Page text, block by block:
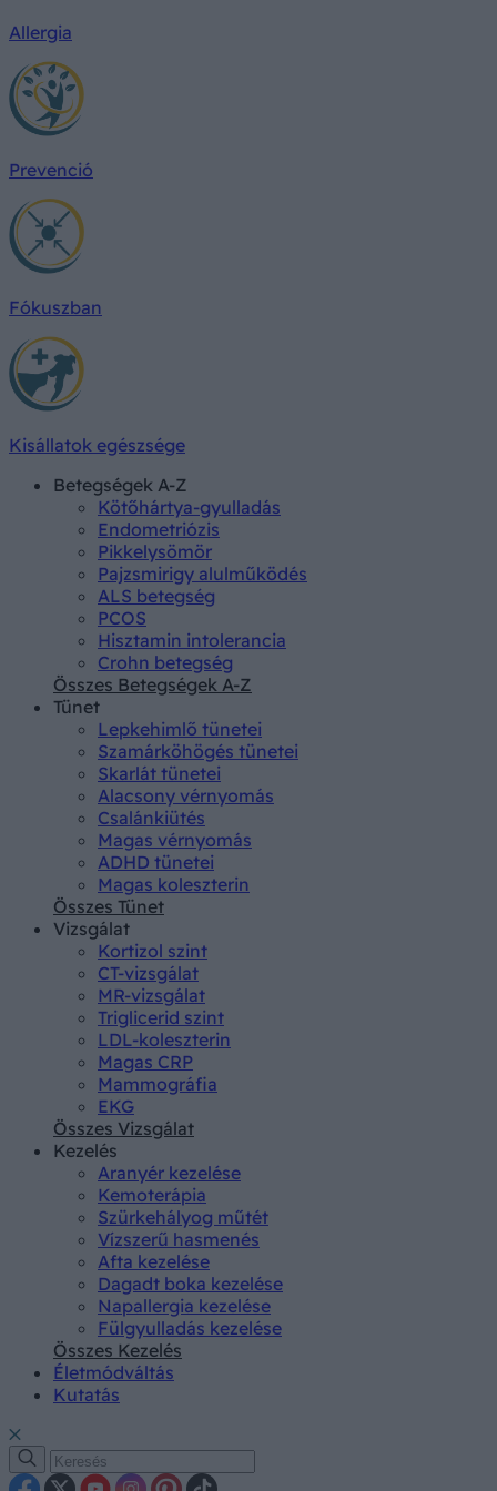
Allergia
Prevenció
Fókuszban
Kisállatok egészsége
Betegségek A-Z
Kötőhártya-gyulladás
Endometriózis
Pikkelysömör
Pajzsmirigy alulműködés
ALS betegség
PCOS
Hisztamin intolerancia
Crohn betegség
Összes Betegségek A-Z
Tünet
Lepkehimlő tünetei
Szamárköhögés tünetei
Skarlát tünetei
Alacsony vérnyomás
Csalánkiütés
Magas vérnyomás
ADHD tünetei
Magas koleszterin
Összes Tünet
Vizsgálat
Kortizol szint
CT-vizsgálat
MR-vizsgálat
Triglicerid szint
LDL-koleszterin
Magas CRP
Mammográfia
EKG
Összes Vizsgálat
Kezelés
Aranyér kezelése
Kemoterápia
Szürkehályog műtét
Vízszerű hasmenés
Afta kezelése
Dagadt boka kezelése
Napallergia kezelése
Fülgyulladás kezelése
Összes Kezelés
Életmódváltás
Kutatás